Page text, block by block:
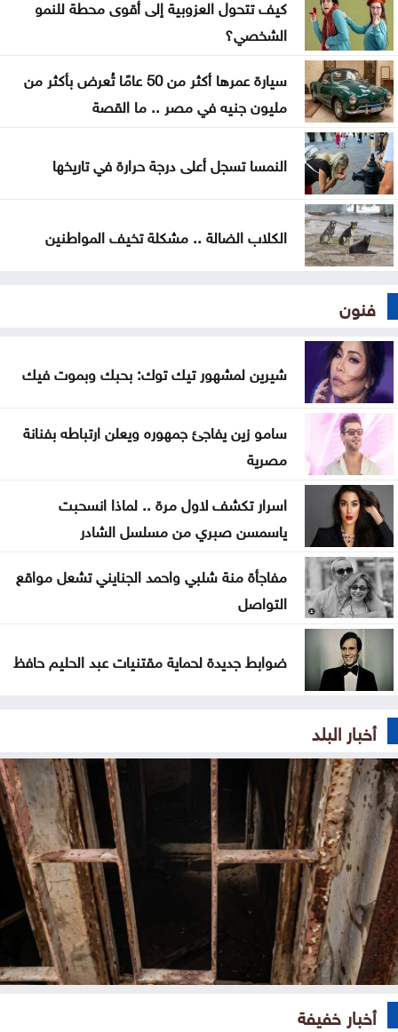
الوطنية
انطلاق فعاليات مهرجان العباءة الخضراء في عجلون
إصابة 3 عسكريين لبنانيين وعدوان على الجنوب
كيف تتحول العزوبية إلى أقوى محطة للنمو
الشخصي؟
سيارة عمرها أكثر من 50 عامًا تُعرض بأكثر من
مليون جنيه في مصر .. ما القصة
النمسا تسجل أعلى درجة حرارة في تاريخها
الكلاب الضالة .. مشكلة تخيف المواطنين
فنون
شيرين لمشهور تيك توك: بحبك وبموت فيك
سامو زين يفاجئ جمهوره ويعلن ارتباطه بفنانة
مصرية
اسرار تكشف لاول مرة .. لماذا انسحبت
ياسمسن صبري من مسلسل الشادر
مفاجأة منة شلبي واحمد الجنايني تشعل مواقع
التواصل
ضوابط جديدة لحماية مقتنيات عبد الحليم حافظ
أخبار البلد
أخبار خفيفة